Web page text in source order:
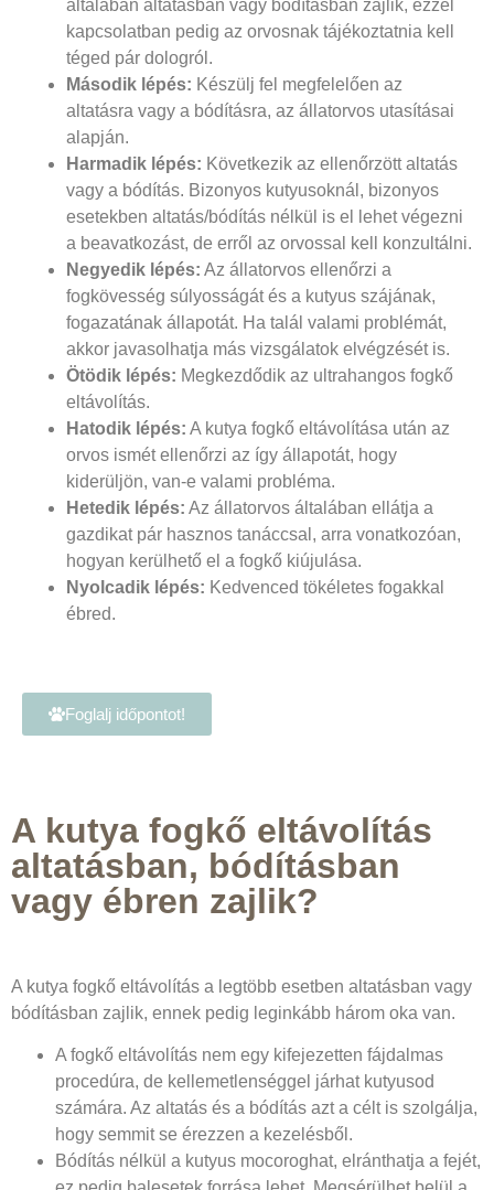
általában altatásban vagy bódításban zajlik, ezzel
kapcsolatban pedig az orvosnak tájékoztatnia kell
téged pár dologról.
Második lépés: Készülj fel megfelelően az
altatásra vagy a bódításra, az állatorvos utasításai
alapján.
Harmadik lépés: Következik az ellenőrzött altatás
vagy a bódítás. Bizonyos kutyusoknál, bizonyos
esetekben altatás/bódítás nélkül is el lehet végezni
a beavatkozást, de erről az orvossal kell konzultálni.
Negyedik lépés: Az állatorvos ellenőrzi a
fogkövesség súlyosságát és a kutyus szájának,
fogazatának állapotát. Ha talál valami problémát,
akkor javasolhatja más vizsgálatok elvégzését is.
Ötödik lépés: Megkezdődik az ultrahangos fogkő
eltávolítás.
Hatodik lépés: A kutya fogkő eltávolítása után az
orvos ismét ellenőrzi az így állapotát, hogy
kiderüljön, van-e valami probléma.
Hetedik lépés: Az állatorvos általában ellátja a
gazdikat pár hasznos tanáccsal, arra vonatkozóan,
hogyan kerülhető el a fogkő kiújulása.
Nyolcadik lépés: Kedvenced tökéletes fogakkal
ébred.
Foglalj időpontot!
A kutya fogkő eltávolítás
altatásban, bódításban
vagy ébren zajlik?
A kutya fogkő eltávolítás a legtöbb esetben altatásban vagy
bódításban zajlik, ennek pedig leginkább három oka van.
A fogkő eltávolítás nem egy kifejezetten fájdalmas
procedúra, de kellemetlenséggel járhat kutyusod
számára. Az altatás és a bódítás azt a célt is szolgálja,
hogy semmit se érezzen a kezelésből.
Bódítás nélkül a kutyus mocoroghat, elránthatja a fejét,